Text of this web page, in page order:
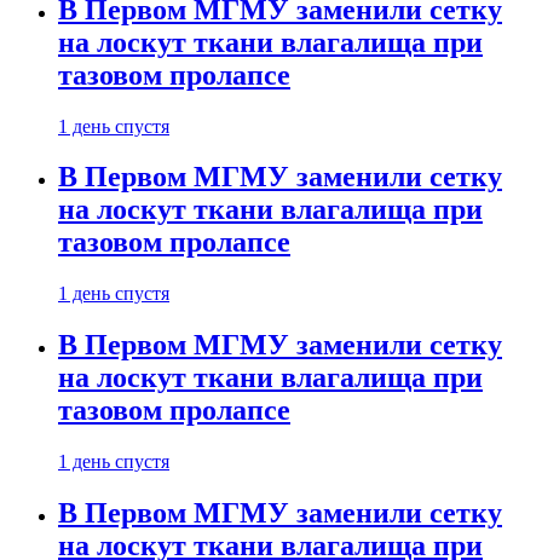
В Первом МГМУ заменили сетку
на лоскут ткани влагалища при
тазовом пролапсе
1 день спустя
В Первом МГМУ заменили сетку
на лоскут ткани влагалища при
тазовом пролапсе
1 день спустя
В Первом МГМУ заменили сетку
на лоскут ткани влагалища при
тазовом пролапсе
1 день спустя
В Первом МГМУ заменили сетку
на лоскут ткани влагалища при